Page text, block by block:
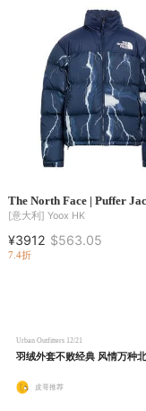
The North Face | Puffer
[意大利] Yoox HK
¥3912 $563.05
7.4折
Urban Outfitters 12/21
羽绒外套不败经典 风情万种
皮哥推荐